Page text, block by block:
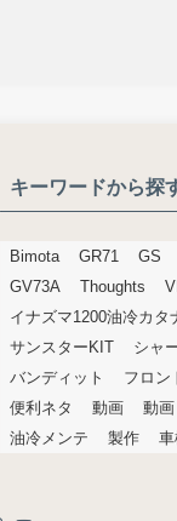
キーワードから探
Bimota GR71 GS
GV73A
Thoughts
イナズマ1200油冷カタ
サンスターKIT
シャ
バンディット
フロン
便利ネタ
動画 動
油冷メンテ
製作 車